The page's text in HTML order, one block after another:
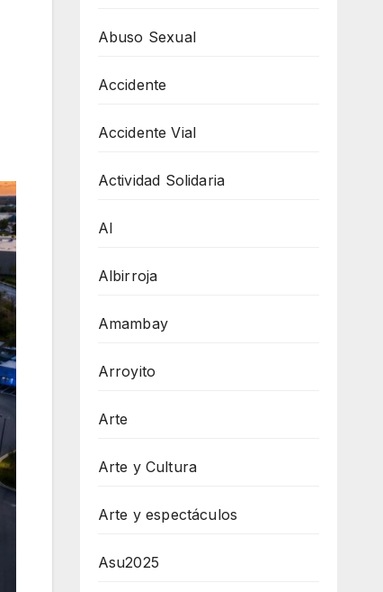
Abuso Sexual
Accidente
Accidente Vial
Actividad Solidaria
AI
Albirroja
Amambay
Arroyito
Arte
Arte y Cultura
Arte y espectáculos
Asu2025